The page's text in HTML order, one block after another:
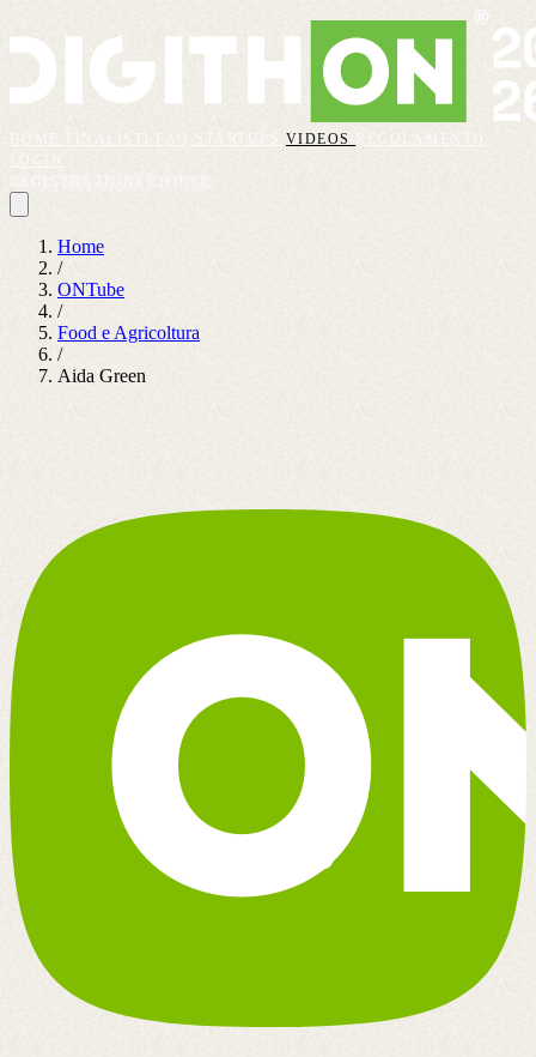
VIDEOS
REGOLAMENTO
Home
/
ONTube
/
Food e Agricoltura
/
Aida Green